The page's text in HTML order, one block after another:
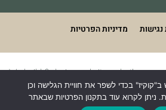
מדיניות הפרטיות
We build & design websites. what's your
בכדי לשפר את חוויית הגלישה וכן
ניתן לקרוא עוד בתקנון הפרטיות שבאתר